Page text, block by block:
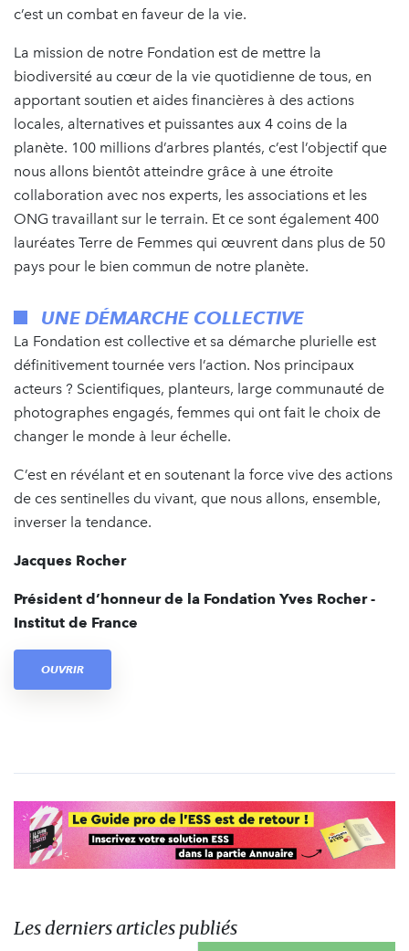
c’est un combat en faveur de la vie.
La mission de notre Fondation est de mettre la
biodiversité au cœur de la vie quotidienne de tous, en
apportant soutien et aides financières à des actions
locales, alternatives et puissantes aux 4 coins de la
planète. 100 millions d’arbres plantés, c’est l’objectif que
nous allons bientôt atteindre grâce à une étroite
collaboration avec nos experts, les associations et les
ONG travaillant sur le terrain. Et ce sont également 400
lauréates Terre de Femmes qui œuvrent dans plus de 50
pays pour le bien commun de notre planète.
UNE DÉMARCHE COLLECTIVE
La Fondation est collective et sa démarche plurielle est
définitivement tournée vers l’action. Nos principaux
acteurs ? Scientifiques, planteurs, large communauté de
photographes engagés, femmes qui ont fait le choix de
changer le monde à leur échelle.
C’est en révélant et en soutenant la force vive des actions
de ces sentinelles du vivant, que nous allons, ensemble,
inverser la tendance.
Jacques Rocher
Président d’honneur de la Fondation Yves Rocher -
Institut de France
OUVRIR
Les derniers articles publiés